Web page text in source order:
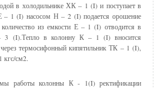
в холодильнике ХК – 1 (I) и поступает в
1 (I) насосом Н – 2 (I) подается орошение
из емкости Е – 1 (I) отводится в
(I).Тепло в колонну К – 1 (I) вносится
термосифонный кипятильник ТК – 1 (I),
кгс/см2.
работы колонны К - 1(I) ректификации